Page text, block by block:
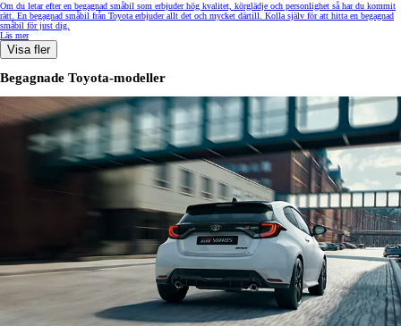
Om du letar efter en begagnad småbil som erbjuder hög kvalitet, körglädje och personlighet så har du kommit
rätt. En begagnad småbil från Toyota erbjuder allt det och mycket därtill. Kolla själv för att hitta en begagnad
småbil för just dig.
Läs mer
Visa fler
Begagnade Toyota-modeller